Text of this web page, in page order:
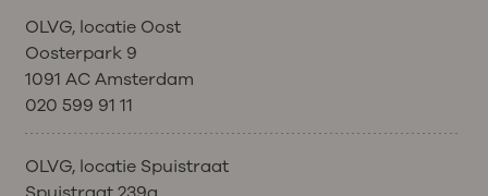
OLVG, locatie Oost
Oosterpark 9
1091 AC Amsterdam
020 599 91 11
OLVG, locatie Spuistraat